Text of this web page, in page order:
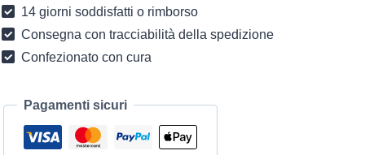
quantità
14 giorni soddisfatti o rimborso
Consegna con tracciabilità della spedizione
Confezionato con cura
Pagamenti sicuri